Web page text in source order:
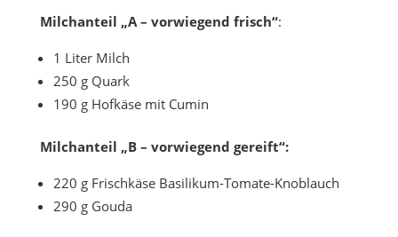
Milchanteil „A – vorwiegend frisch“:
1 Liter Milch
250 g Quark
190 g Hofkäse mit Cumin
Milchanteil „B – vorwiegend gereift“:
220 g Frischkäse Basilikum-Tomate-Knoblauch
290 g Gouda